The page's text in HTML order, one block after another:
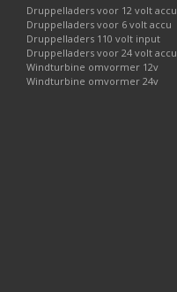
Druppelladers voor 12 volt accu
Druppelladers voor 6 volt accu
Druppelladers 110 volt input
Druppelladers voor 24 volt accu
Windturbine omvormer 12v
Windturbine omvormer 24v